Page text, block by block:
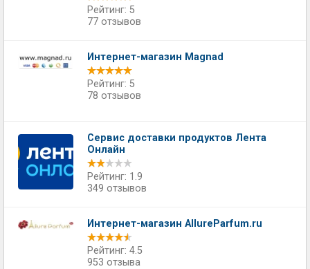
Рейтинг: 5
77 отзывов
Интернет-магазин Magnad
Рейтинг: 5
78 отзывов
Сервис доставки продуктов Лента
Онлайн
Рейтинг: 1.9
349 отзывов
Интернет-магазин AllureParfum.ru
Рейтинг: 4.5
953 отзыва